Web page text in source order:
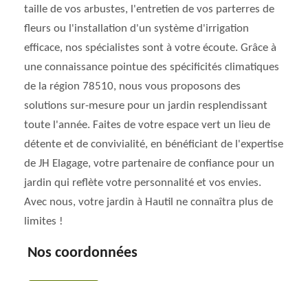
taille de vos arbustes, l'entretien de vos parterres de
fleurs ou l'installation d'un système d'irrigation
efficace, nos spécialistes sont à votre écoute. Grâce à
une connaissance pointue des spécificités climatiques
de la région 78510, nous vous proposons des
solutions sur-mesure pour un jardin resplendissant
toute l'année. Faites de votre espace vert un lieu de
détente et de convivialité, en bénéficiant de l'expertise
de JH Elagage, votre partenaire de confiance pour un
jardin qui reflète votre personnalité et vos envies.
Avec nous, votre jardin à Hautil ne connaîtra plus de
limites !
Nos coordonnées